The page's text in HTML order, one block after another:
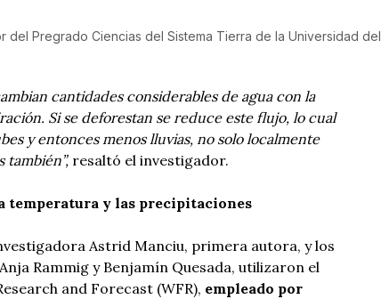
del Pregrado Ciencias del Sistema Tierra de la Universidad del
cantidades considerables de agua con la
Si se deforestan se reduce este flujo, lo cual
y entonces menos lluvias, no solo localmente
también”, resaltó el investigador.
temperatura y las precipitaciones
Astrid Manciu, primera autora, y los
Rammig y Benjamín Quesada, utilizaron el
and Forecast (WFR), empleado por